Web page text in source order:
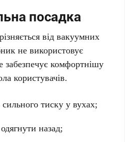
посадка
від вакуумних
не використовує
забезпечує комфортнішу
користувачів.
тиску у вухах;
назад;